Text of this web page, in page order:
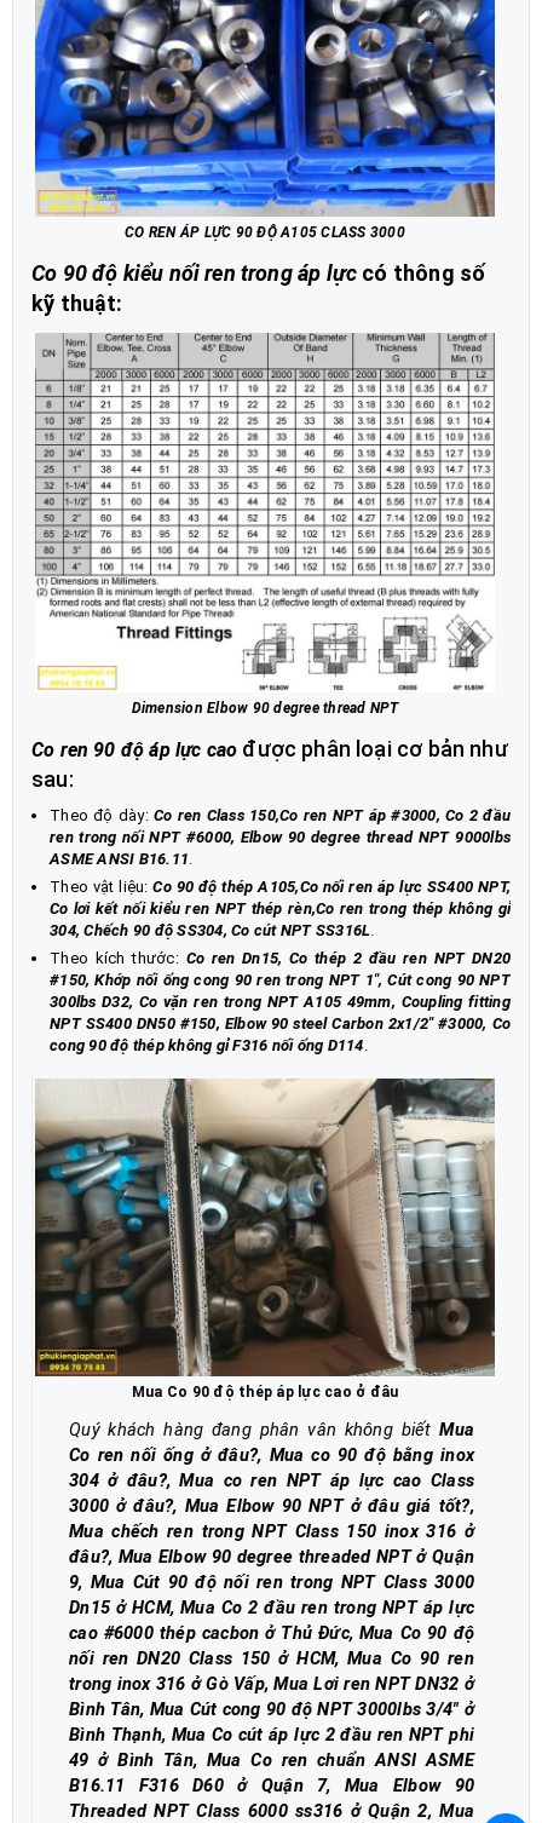
CO REN ÁP LỰC 90 ĐỘ A105 CLASS 3000
Co 90 độ kiểu nối ren trong áp lực có thông số
kỹ thuật:
Dimension Elbow 90 degree thread NPT
Co ren 90 độ áp lực cao được phân loại cơ bản như
sau:
Theo độ dày:Co ren Class 150,Co ren NPT áp #3000, Co 2 đầu
ren trong nối NPT #6000, Elbow 90 degree thread NPT 9000lbs
ASME ANSI B16.11
Theo vật liệu:Co 90 độ thép A105,Co nối ren áp lực SS400 NPT,
Co lơi kết nối kiểu ren NPT thép rèn,Co ren trong thép không gỉ
304, Chếch 90 độ SS304, Co cút NPT SS316L.
Theo kích thước: Co ren Dn15, Co thép 2 đầu ren NPT DN20
#150, Khớp nối ống cong 90 ren trong NPT 1", Cút cong 90 NPT
300lbs D32, Co vặn ren trong NPT A105 49mm, Coupling fitting
NPT SS400 DN50 #150, Elbow 90 steel Carbon 2x1/2" #3000, Co
cong 90 độ thép không gỉ F316 nối ống D114.
Mua Co 90 độ thép áp lực cao ở đâu
Quý khách hàng đang phân vân không biếtMua
Co ren nối ống ở đâu?, Mua co 90 độ bằng inox
304 ở đâu?, Mua co ren NPT áp lực cao Class
3000 ở đâu?, Mua Elbow 90 NPT ở đâu giá tốt?,
Mua chếch ren trong NPT Class 150 inox 316 ở
đâu?, Mua Elbow 90 degree threaded NPT ở Quận
9, Mua Cút 90 độ nối ren trong NPT Class 3000
Dn15 ở HCM, Mua Co 2 đầu ren trong NPT áp lực
cao #6000 thép cacbon ở Thủ Đức, Mua Co 90 độ
nối ren DN20 Class 150 ở HCM, Mua Co 90 ren
trong inox 316 ở Gò Vấp, Mua Lơi ren NPT DN32 ở
Bình Tân, Mua Cút cong 90 độ NPT 3000lbs 3/4" ở
Bình Thạnh, Mua Co cút áp lực 2 đầu ren NPT phi
49 ở Bình Tân, Mua Co ren chuẩn ANSI ASME
B16.11 F316 D60 ở Quận 7, Mua Elbow 90
Threaded NPT Class 6000 ss316 ở Quận 2, Mua